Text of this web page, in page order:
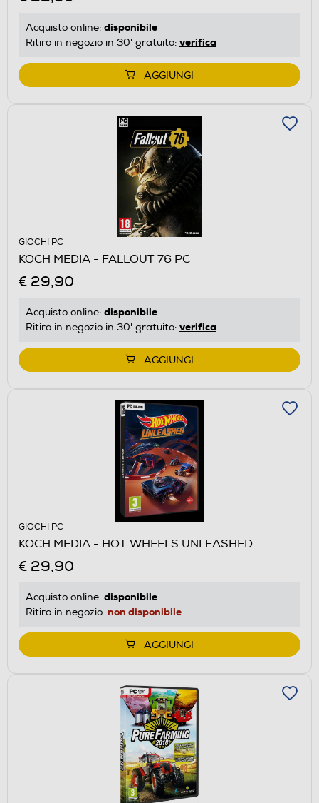
Acquisto online: disponibile
Ritiro in negozio in 30' gratuito: verifica
AGGIUNGI
GIOCHI PC
KOCH MEDIA - FALLOUT 76 PC
€ 29,90
Acquisto online: disponibile
Ritiro in negozio in 30' gratuito: verifica
AGGIUNGI
GIOCHI PC
KOCH MEDIA - HOT WHEELS UNLEASHED
€ 29,90
Acquisto online: disponibile
Ritiro in negozio: non disponibile
AGGIUNGI